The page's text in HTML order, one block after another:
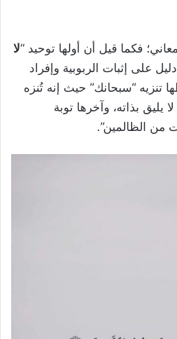
فكما قيل أن أولها توحيد “لا
على إثبات الربوبية وإفراد
تنزيه “سبحانك” حيث إنه تُنزه
بذاته، وآخرها توبة
من الظالمين”.